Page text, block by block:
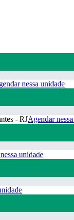
nessa unidade
- RJAgendar
unidade